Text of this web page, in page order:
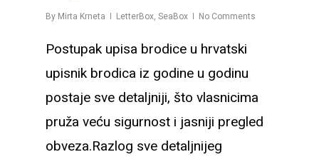
By Mirta Krneta LetterBox, SeaBox No Comments
Postupak upisa brodice u hrvatski
upisnik brodica iz godine u godinu
postaje sve detaljniji, što vlasnicima
pruža veću sigurnost i jasniji pregled
obveza.Razlog sve detaljnijeg